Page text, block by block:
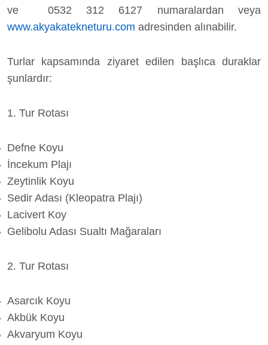
ve 0532 312 6127 numaralardan veya
www.akyakatekneturu.com adresinden alınabilir.
Turlar kapsamında ziyaret edilen başlıca duraklar
şunlardır:
1. Tur Rotası
Defne Koyu
İncekum Plajı
Zeytinlik Koyu
Sedir Adası (Kleopatra Plajı)
Lacivert Koy
Gelibolu Adası Sualtı Mağaraları
2. Tur Rotası
Asarcık Koyu
Akbük Koyu
Akvaryum Koyu